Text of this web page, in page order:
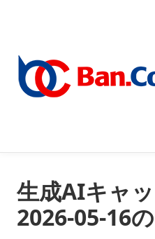
生成AIキャ
2026-05-16